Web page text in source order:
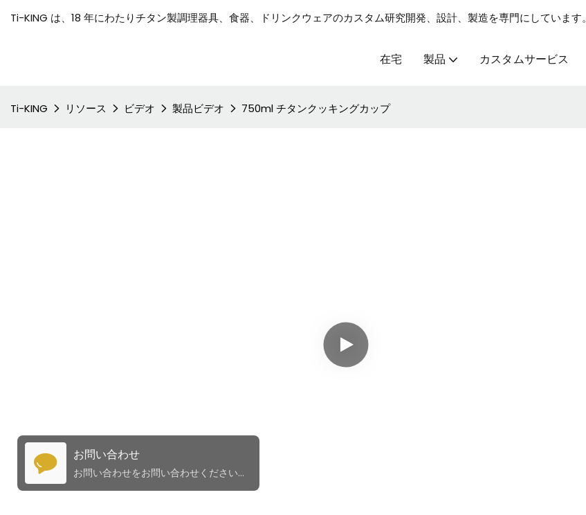
Ti-KING は、18 年にわたりチタン製調理器具、食器、ドリンクウェアのカスタム研究開発、設計、製造を専門にしています。
在宅 製品 カスタムサービス
Ti-KING リソース ビデオ 製品ビデオ 750ml チタンクッキングカップ
お問い合わせ
お問い合わせをお問い合わせください。高品質の製品とサービスを提供します！